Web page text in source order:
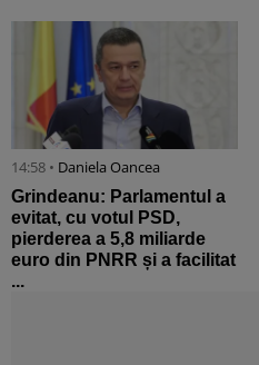
14:58 • Daniela Oancea
Grindeanu: Parlamentul a
evitat, cu votul PSD,
pierderea a 5,8 miliarde
euro din PNRR și a facilitat
...